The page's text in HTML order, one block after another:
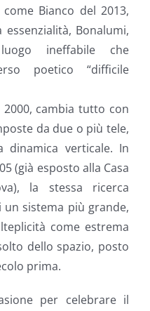
Bianco del 2013,
Bonalumi,
ineffabile che
poetico “difficile
cambia tutto con
da due o più tele,
verticale. In
(già esposto alla Casa
la stessa ricerca
un sistema più grande,
come estrema
dello spazio, posto
prima.
per celebrare il